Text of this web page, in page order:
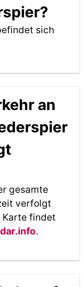
sich
an
gesamte
verfolgt
Karte findet
.